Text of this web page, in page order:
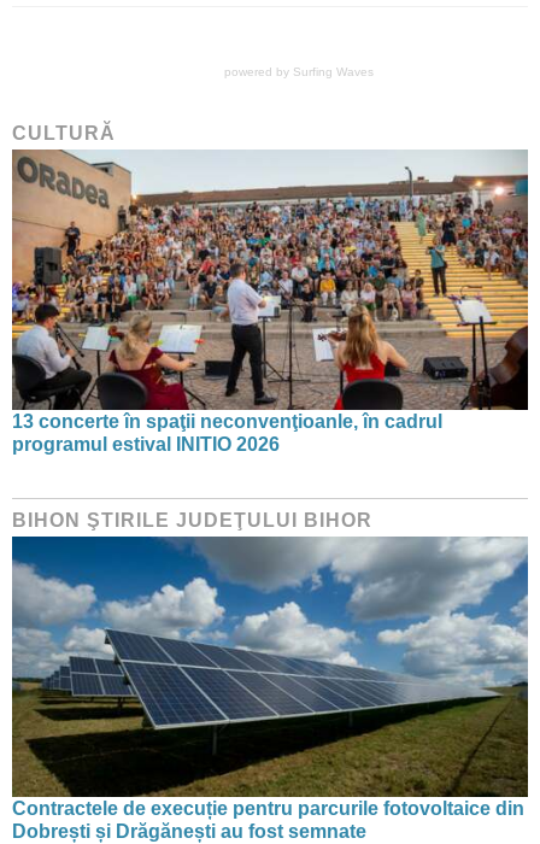
powered by Surfing Waves
CULTURĂ
13 concerte în spaţii neconvenţioanle, în cadrul
programul estival INITIO 2026
BIHON ŞTIRILE JUDEŢULUI BIHOR
Contractele de execuție pentru parcurile fotovoltaice din
Dobrești și Drăgănești au fost semnate